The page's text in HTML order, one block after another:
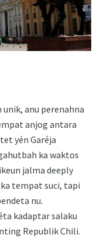
anu perenahna
anjog antara
yén Garéja
ka waktos
jalma deeply
tempat suci, tapi
nu.
kadaptar salaku
Republik Chili.